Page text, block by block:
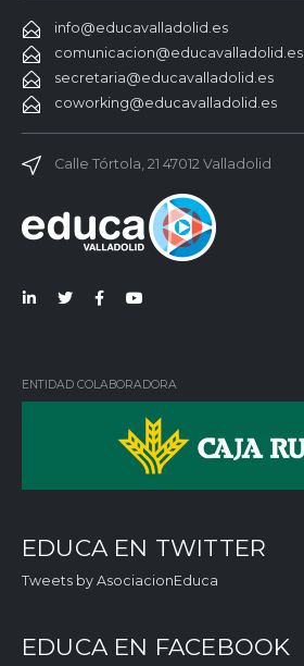
info@educavalladolid.es
comunicacion@educavalladolid.es
secretaria@educavalladolid.es
coworking@educavalladolid.es
Calle Tórtola, 21 47012 Valladolid
ENTIDAD COLABORADORA
EDUCA EN TWITTER
Tweets by AsociacionEduca
EDUCA EN FACEBOOK